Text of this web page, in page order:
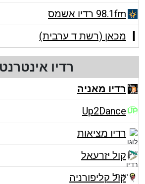
98.1fm רדיו אשמס
מכאן (רשת ד ערבית)
רדיו אינטרנטי
רדיו מאניה
Up2Dance
רדיו מציאות
קול יזרעאל
קול קליפורניה